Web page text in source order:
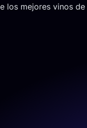
los mejores vinos de